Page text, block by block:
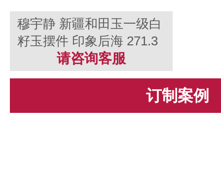
穆宇静 新疆和田玉一级白
籽玉摆件 印象后海 271.3
请咨询客服
订制案例